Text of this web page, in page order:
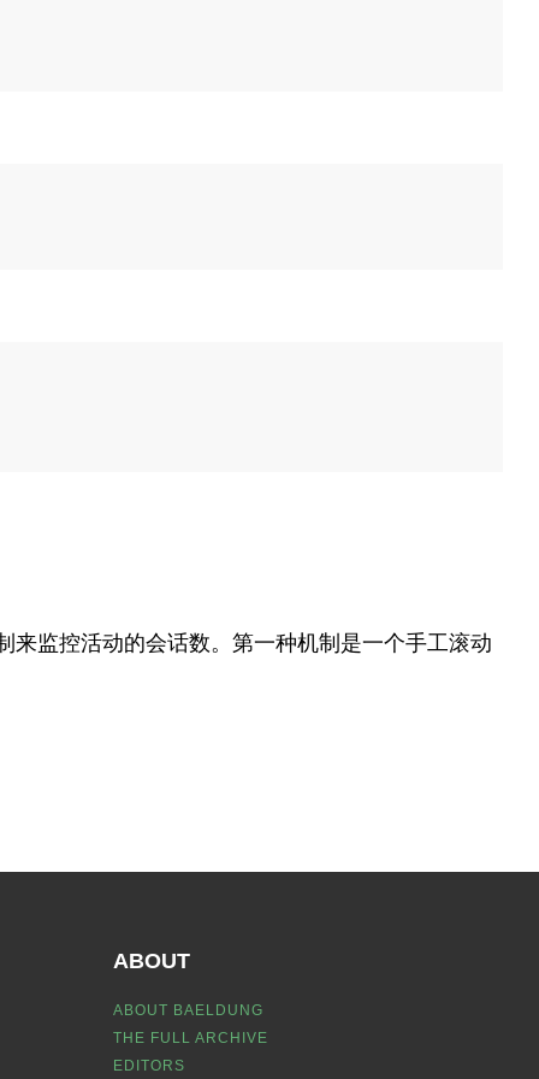
来监控活动的会话数。第一种机制是一个手工滚动
ABOUT
ABOUT BAELDUNG
THE FULL ARCHIVE
EDITORS